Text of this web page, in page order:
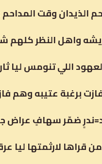
الذيدان وقت
واهل النظر كلهم
اللي تنومس ليا
برغبة عتيبه وهم
ضمّر سهافٍ عراض
لارثمتها ليا